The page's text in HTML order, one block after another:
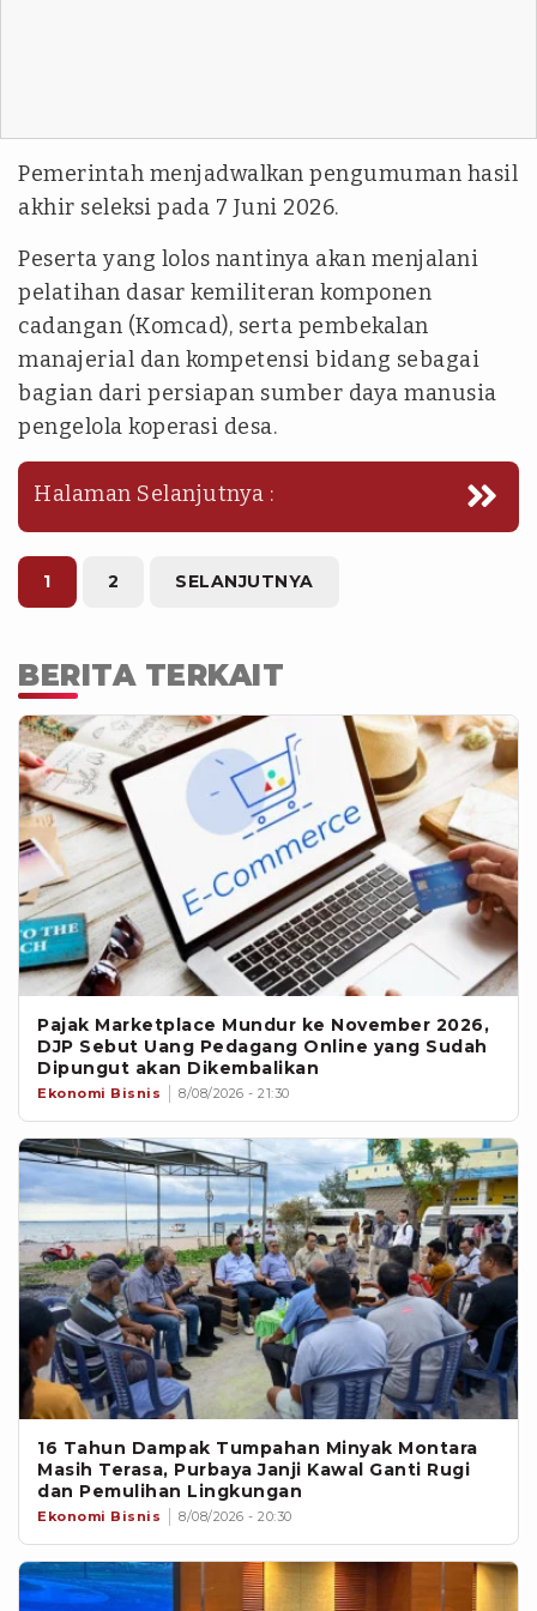
Pemerintah menjadwalkan pengumuman hasil
akhir seleksi pada 7 Juni 2026.
Peserta yang lolos nantinya akan menjalani
pelatihan dasar kemiliteran komponen
cadangan (Komcad), serta pembekalan
manajerial dan kompetensi bidang sebagai
bagian dari persiapan sumber daya manusia
pengelola koperasi desa.
Halaman Selanjutnya :
1 2 SELANJUTNYA
BERITA TERKAIT
Pajak Marketplace Mundur ke November 2026,
DJP Sebut Uang Pedagang Online yang Sudah
Dipungut akan Dikembalikan
Ekonomi Bisnis 8/08/2026 - 21:30
16 Tahun Dampak Tumpahan Minyak Montara
Masih Terasa, Purbaya Janji Kawal Ganti Rugi
dan Pemulihan Lingkungan
Ekonomi Bisnis 8/08/2026 - 20:30